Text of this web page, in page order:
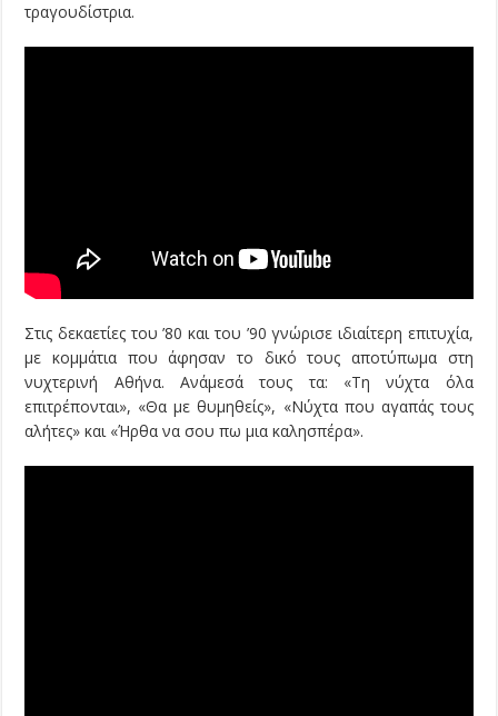
τραγουδίστρια.
Στις δεκαετίες του ’80 και του ’90 γνώρισε ιδιαίτερη επιτυχία,
με κομμάτια που άφησαν το δικό τους αποτύπωμα στη
νυχτερινή Αθήνα. Ανάμεσά τους τα: «Τη νύχτα όλα
επιτρέπονται», «Θα με θυμηθείς», «Νύχτα που αγαπάς τους
αλήτες» και «Ήρθα να σου πω μια καλησπέρα».